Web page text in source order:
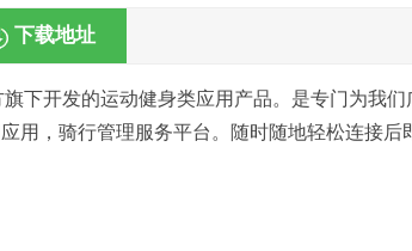
下载地址
下开发的运动健身类应用产品。是专门为我们
用，骑行管理服务平台。随时随地轻松连接后